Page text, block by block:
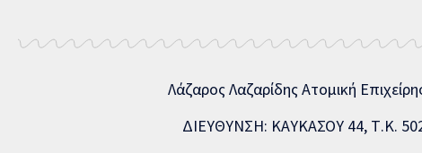
Λάζαρος Λαζαρίδης Ατομική
ΔΙΕΥΘΥΝΣΗ: ΚΑΥΚΑΣΟΥ 44, Τ.Κ.